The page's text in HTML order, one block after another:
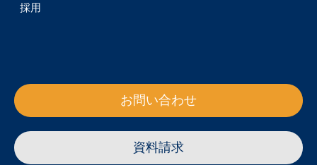
採用
お問い合わせ
資料請求